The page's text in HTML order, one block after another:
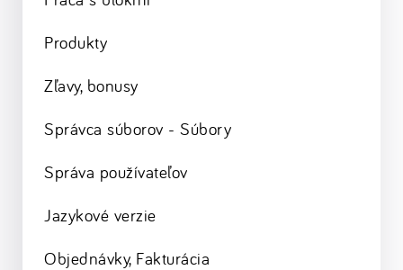
Produkty
Zľavy, bonusy
Správca súborov - Súbory
Správa používateľov
Jazykové verzie
Objednávky, Fakturácia